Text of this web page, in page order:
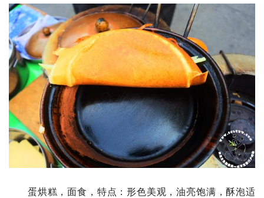
蛋烘糕，面食，特点：形色美观，油亮饱满，酥泡适